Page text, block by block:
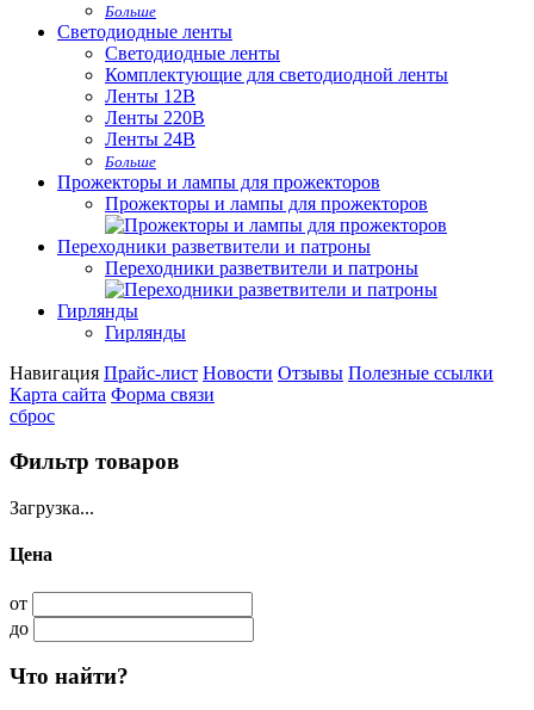
Больше
Светодиодные ленты
Светодиодные ленты
Комплектующие для светодиодной ленты
Ленты 12В
Ленты 220В
Ленты 24В
Больше
Прожекторы и лампы для прожекторов
Прожекторы и лампы для прожекторов
Переходники разветвители и патроны
Переходники разветвители и патроны
Гирлянды
Гирлянды
Навигация Прайс-лист Новости Отзывы Полезные ссылки
Карта сайта Форма связи
сброс
Фильтр товаров
Загрузка...
Цена
от
до
Что найти?